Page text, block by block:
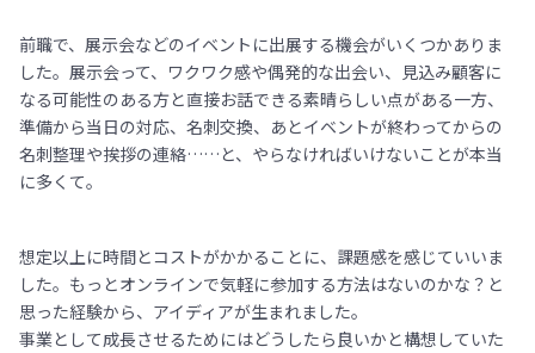
前職で、展示会などのイベントに出展する機会がいくつかありま
した。展示会って、ワクワク感や偶発的な出会い、見込み顧客に
なる可能性のある方と直接お話できる素晴らしい点がある一方、
準備から当日の対応、名刺交換、あとイベントが終わってからの
名刺整理や挨拶の連絡……と、やらなければいけないことが本当
に多くて。
想定以上に時間とコストがかかることに、課題感を感じていいま
した。もっとオンラインで気軽に参加する方法はないのかな？と
思った経験から、アイディアが生まれました。
事業として成長させるためにはどうしたら良いかと構想していた